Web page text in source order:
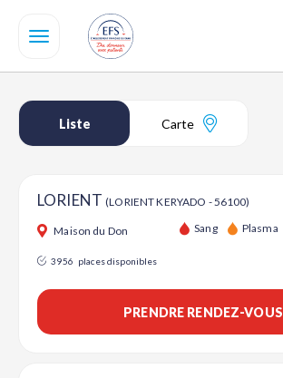
contenu
Liste Carte
LORIENT(LORIENT KERYADO - 56100)
Maison du Don Sang Plasma
3956 places disponibles
PRENDRE RENDEZ-VOUS